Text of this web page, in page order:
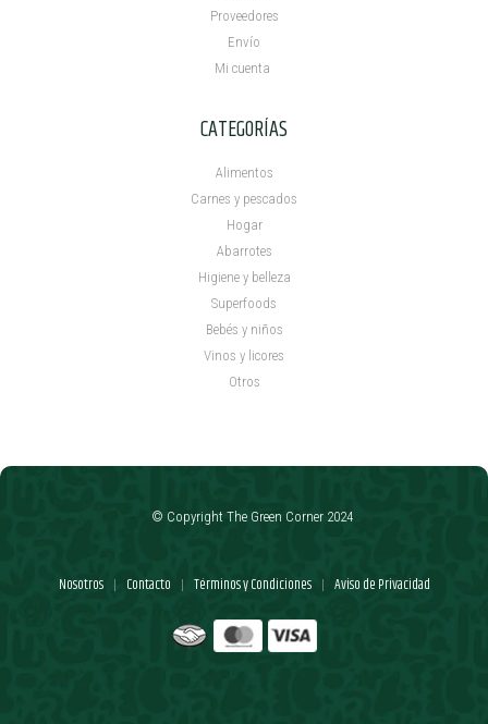
Proveedores
Envío
Mi cuenta ​
CATEGORÍAS
Alimentos
Carnes y pescados
Hogar
Abarrotes
Higiene y belleza
Superfoods
Bebés y niños
Vinos y licores
Otros
Nosotros | Contacto | Términos y Condiciones | Aviso de Privacidad
© Copyright The Green Corner 2024